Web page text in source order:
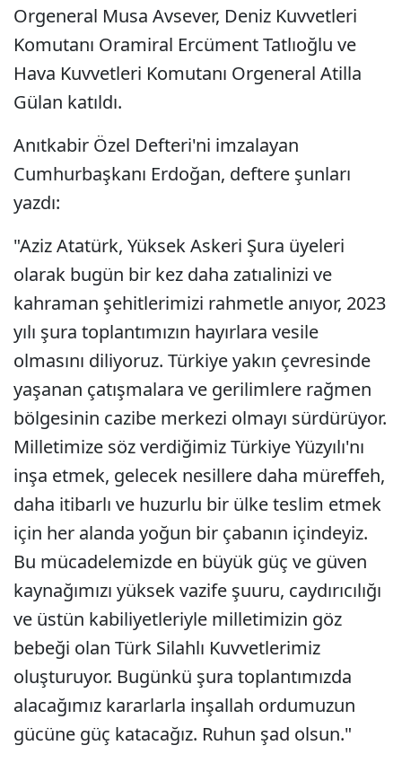
Orgeneral Musa Avsever, Deniz Kuvvetleri
Komutanı Oramiral Ercüment Tatlıoğlu ve
Hava Kuvvetleri Komutanı Orgeneral Atilla
Gülan katıldı.
Anıtkabir Özel Defteri'ni imzalayan
Cumhurbaşkanı Erdoğan, deftere şunları
yazdı:
"Aziz Atatürk, Yüksek Askeri Şura üyeleri
olarak bugün bir kez daha zatıalinizi ve
kahraman şehitlerimizi rahmetle anıyor, 2023
yılı şura toplantımızın hayırlara vesile
olmasını diliyoruz. Türkiye yakın çevresinde
yaşanan çatışmalara ve gerilimlere rağmen
bölgesinin cazibe merkezi olmayı sürdürüyor.
Milletimize söz verdiğimiz Türkiye Yüzyılı'nı
inşa etmek, gelecek nesillere daha müreffeh,
daha itibarlı ve huzurlu bir ülke teslim etmek
için her alanda yoğun bir çabanın içindeyiz.
Bu mücadelemizde en büyük güç ve güven
kaynağımızı yüksek vazife şuuru, caydırıcılığı
ve üstün kabiliyetleriyle milletimizin göz
bebeği olan Türk Silahlı Kuvvetlerimiz
oluşturuyor. Bugünkü şura toplantımızda
alacağımız kararlarla inşallah ordumuzun
gücüne güç katacağız. Ruhun şad olsun."